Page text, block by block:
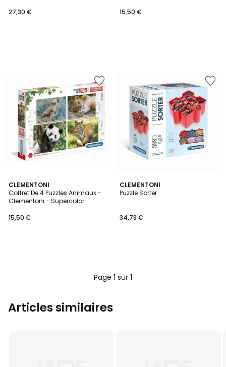
27,30 €
15,50 €
CLEMENTONI
Coffret De 4 Puzzles Animaux -
Clementoni - Supercolor
15,50 €
CLEMENTONI
Puzzle Sorter
34,73 €
Page 1 sur 1
Articles similaires